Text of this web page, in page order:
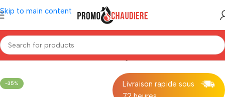
Skip to main content
Home/Radiator/Radson radiator/Integra Parada Flex 8C
-35%
Livraison rapide sous